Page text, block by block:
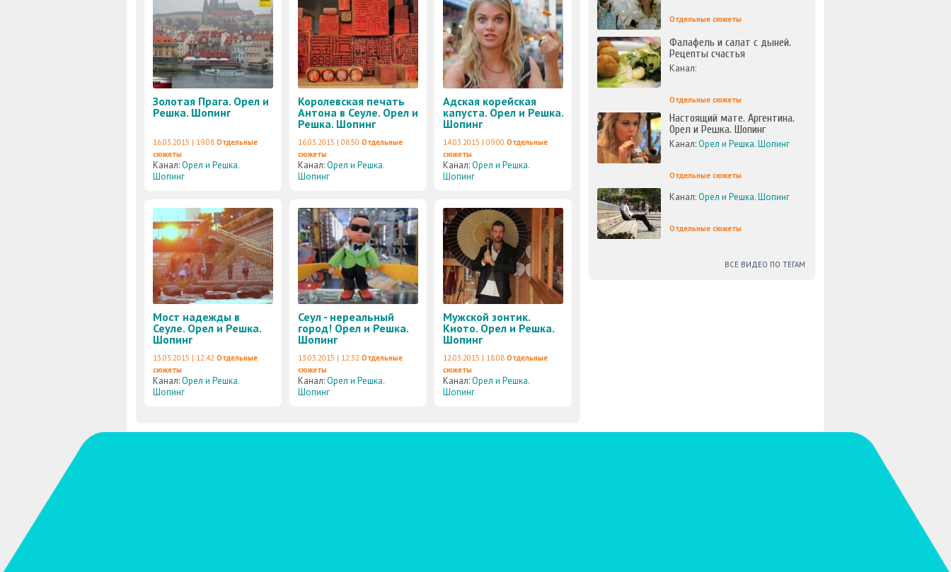
Золотая Прага. Орел и
Решка. Шопинг
16.03.2015 | 19:08 Отдельные
сюжеты
Канал:Орел и Решка.
Шопинг
Королевская печать
Антона в Сеуле. Орел и
Решка. Шопинг
16.03.2015 | 08:50 Отдельные
сюжеты
Канал:Орел и Решка.
Шопинг
Адская корейская
капуста. Орел и Решка.
Шопинг
14.03.2015 | 09:00 Отдельные
сюжеты
Канал:Орел и Решка.
Шопинг
Мост надежды в
Сеуле. Орел и Решка.
Шопинг
13.03.2015 | 12:42 Отдельные
сюжеты
Канал:Орел и Решка.
Шопинг
Сеул - нереальный
город! Орел и Решка.
Шопинг
13.03.2015 | 12:32 Отдельные
сюжеты
Канал:Орел и Решка.
Шопинг
Мужской зонтик.
Киото. Орел и Решка.
Шопинг
12.03.2015 | 18:08 Отдельные
сюжеты
Канал:Орел и Решка.
Шопинг
Отдельные сюжеты
Фалафель и салат с дыней.
Рецепты счастья
Канал:
Отдельные сюжеты
Настоящий мате. Аргентина.
Орел и Решка. Шопинг
Канал:Орел и Решка. Шопинг
Отдельные сюжеты
Канал:Орел и Решка. Шопинг
Отдельные сюжеты
ВСЕ ВИДЕО ПО ТЕГАМ